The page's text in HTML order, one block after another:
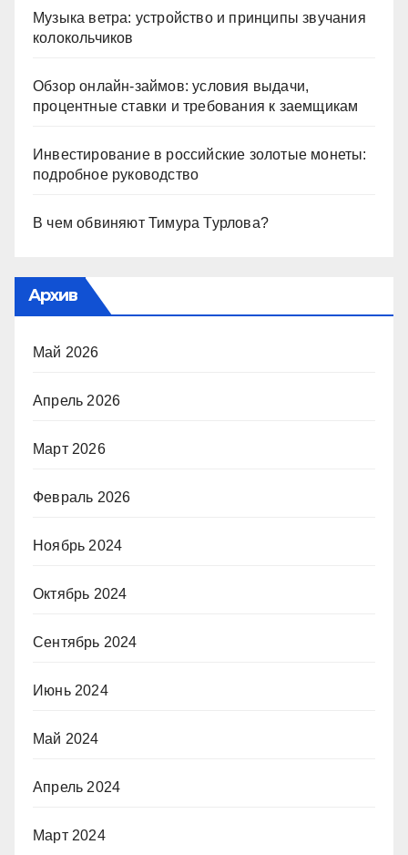
Музыка ветра: устройство и принципы звучания
колокольчиков
Обзор онлайн-займов: условия выдачи,
процентные ставки и требования к заемщикам
Инвестирование в российские золотые монеты:
подробное руководство
В чем обвиняют Тимура Турлова?
Архив
Май 2026
Апрель 2026
Март 2026
Февраль 2026
Ноябрь 2024
Октябрь 2024
Сентябрь 2024
Июнь 2024
Май 2024
Апрель 2024
Март 2024